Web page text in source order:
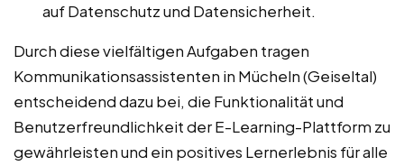
auf Datenschutz und Datensicherheit.
Durch diese vielfältigen Aufgaben tragen
Kommunikationsassistenten in Mücheln (Geiseltal)
entscheidend dazu bei, die Funktionalität und
Benutzerfreundlichkeit der E-Learning-Plattform zu
gewährleisten und ein positives Lernerlebnis für alle